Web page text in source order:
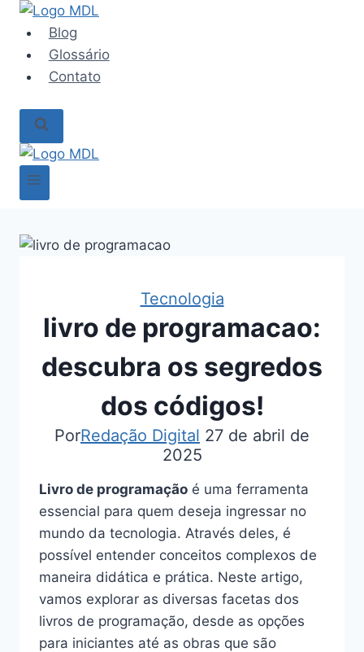
Pular
para
Conteúdo
Blog
Glossário
Contato
Tecnologia
livro de programacao:
descubra os segredos
dos códigos!
PorRedação Digital 27 de abril de
2025
Livro de programação é uma ferramenta
essencial para quem deseja ingressar no
mundo da tecnologia. Através deles, é
possível entender conceitos complexos de
maneira didática e prática. Neste artigo,
vamos explorar as diversas facetas dos
livros de programação, desde as opções
para iniciantes até as obras que são